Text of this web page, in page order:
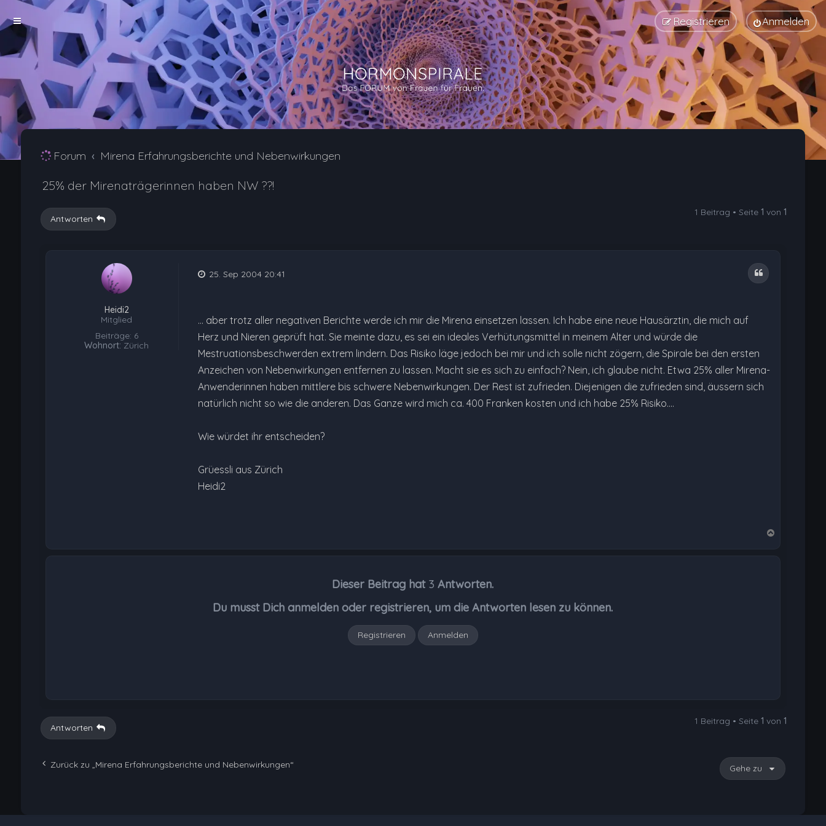
Anmelden
Registrieren
Forum Mirena Erfahrungsberichte und Nebenwirkungen
25% der Mirenaträgerinnen haben NW ??!
Antworten
1 Beitrag • Seite1 von1
Heidi2
Mitglied
Beiträge: 6
Wohnort: Zürich
Zitat
25. Sep 2004 20:41
... aber trotz aller negativen Berichte werde ich mir die Mirena einsetzen lassen. Ich habe eine neue Hausärztin, die mich auf
Herz und Nieren geprüft hat. Sie meinte dazu, es sei ein ideales Verhütungsmittel in meinem Alter und würde die
Mestruationsbeschwerden extrem lindern. Das Risiko läge jedoch bei mir und ich solle nicht zögern, die Spirale bei den ersten
Anzeichen von Nebenwirkungen entfernen zu lassen. Macht sie es sich zu einfach? Nein, ich glaube nicht. Etwa 25% aller Mirena-
Anwenderinnen haben mittlere bis schwere Nebenwirkungen. Der Rest ist zufrieden. Diejenigen die zufrieden sind, äussern sich
natürlich nicht so wie die anderen. Das Ganze wird mich ca. 400 Franken kosten und ich habe 25% Risiko....
Wie würdet ihr entscheiden?
Grüessli aus Zürich
Heidi2
Dieser Beitrag hat 3 Antworten.
Du musst Dich anmelden oder registrieren, um die Antworten lesen zu können.
Registrieren Anmelden
Antworten
1 Beitrag • Seite1 von1
Zurück zu „Mirena Erfahrungsberichte und Nebenwirkungen“ Gehe zu